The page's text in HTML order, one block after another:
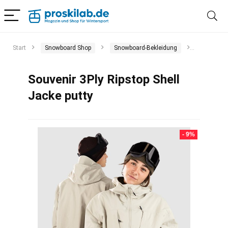
Start Snowboard Shop Snowboard-Bekleidung
Souvenir 3Ply Ripstop Shell
Jacke putty
- 9%